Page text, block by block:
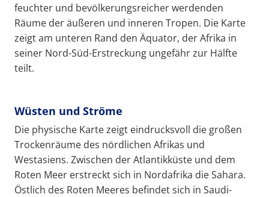
feuchter und bevölkerungsreicher werdenden
Räume der äußeren und inneren Tropen. Die Karte
zeigt am unteren Rand den Äquator, der Afrika in
seiner Nord-Süd-Erstreckung ungefähr zur Hälfte
teilt.
Wüsten und Ströme
Die physische Karte zeigt eindrucksvoll die großen
Trockenräume des nördlichen Afrikas und
Westasiens. Zwischen der Atlantikküste und dem
Roten Meer erstreckt sich in Nordafrika die Sahara.
Östlich des Roten Meeres befindet sich in Saudi-